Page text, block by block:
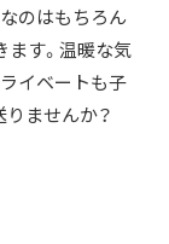
のはもちろん
ます。温暖な気
イベートも子
ませんか？